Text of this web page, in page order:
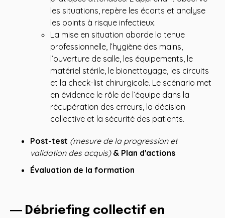
les situations, repère les écarts et analyse
les points à risque infectieux.
La mise en situation aborde la tenue
professionnelle, l’hygiène des mains,
l’ouverture de salle, les équipements, le
matériel stérile, le bionettoyage, les circuits
et la check-list chirurgicale. Le scénario met
en évidence le rôle de l’équipe dans la
récupération des erreurs, la décision
collective et la sécurité des patients.
Post-test (mesure de la progression et
validation des acquis)& Plan d'actions
Évaluation de la formation
― Débriefing collectif en